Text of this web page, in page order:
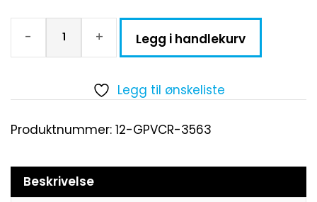
- + Legg i handlekurv
Legg til ønskeliste
Produktnummer: 12-GPVCR-3563
Beskrivelse